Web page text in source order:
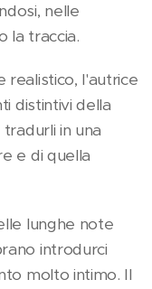
nelle
la traccia.
realistico, l'autrice
distintivi della
in una
e di quella
lunghe note
introdurci
molto intimo. Il